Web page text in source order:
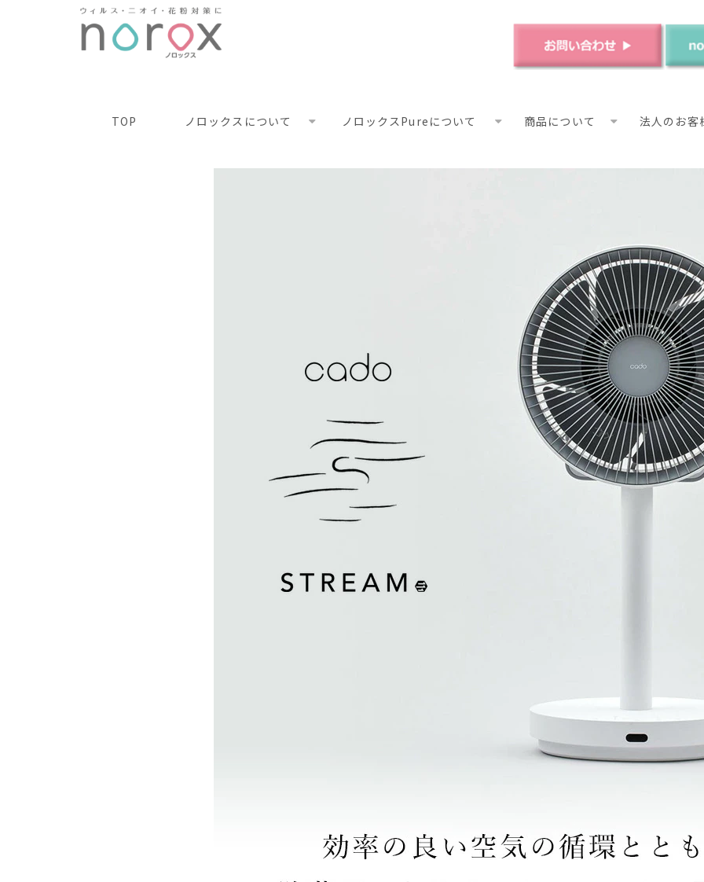
TOP ノロックスについて ノロックスPureについて 商品について 法人のお客